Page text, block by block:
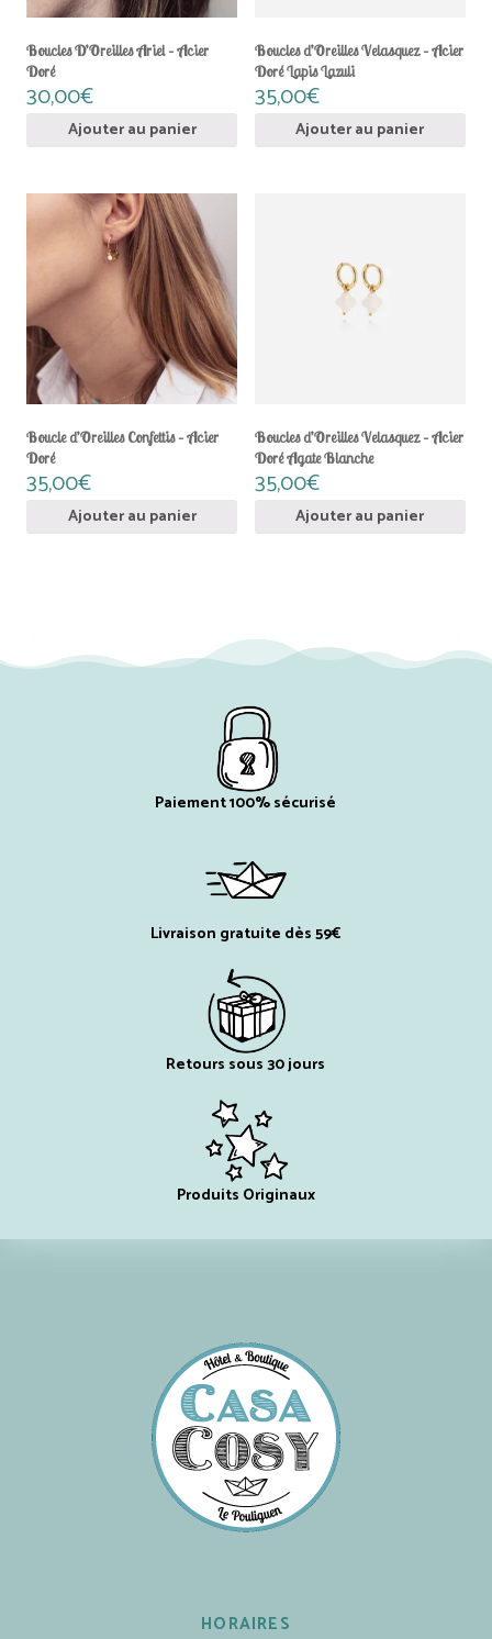
Boucles D’Oreilles Ariel – Acier
Doré
30,00€
Ajouter au panier
Boucles d’Oreilles Velasquez – Acier
Doré Lapis Lazuli
35,00€
Ajouter au panier
Boucle d’Oreilles Confettis – Acier
Doré
35,00€
Ajouter au panier
Boucles d’Oreilles Velasquez – Acier
Doré Agate Blanche
35,00€
Ajouter au panier
Paiement 100% sécurisé
Livraison gratuite dès 59€
Retours sous 30 jours
Produits Originaux
HORAIRES